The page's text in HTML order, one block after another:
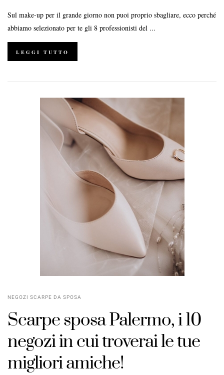
Sul make-up per il grande giorno non puoi proprio sbagliare, ecco perché
abbiamo selezionato per te gli 8 professionisti del ...
LEGGI TUTTO
NEGOZI SCARPE DA SPOSA
Scarpe sposa Palermo, i 10
negozi in cui troverai le tue
migliori amiche!